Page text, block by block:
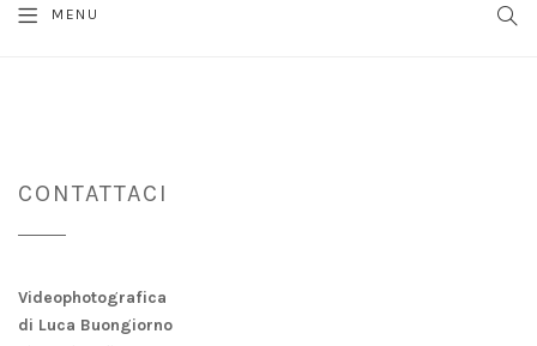
MENU
CONTATTACI
Videophotografica
di Luca Buongiorno